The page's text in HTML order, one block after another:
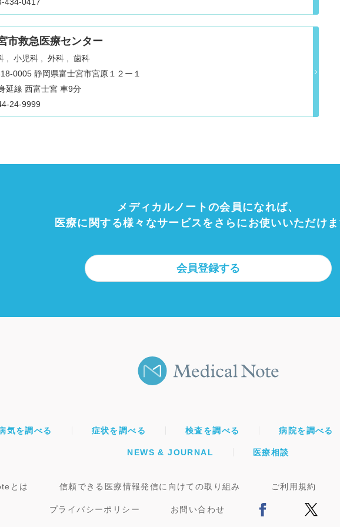
市救急医療センター
小児科 外科
歯科
0005 静岡県富士宮市宮原１２ー１
JR身延線 西富士宮 車9分
24-9999
メディカルノートの会員になれば、
医療に関する様々なサービスをさらにお使いいただけ
会員登録する
気を調べる 症状を調べる 検査を調べる 病院を調べる
NEWS & JOURNAL 医療相談
とは 信頼できる医療情報発信に向けての取り組み ご利用規約
プライバシーポリシー お問い合わせ